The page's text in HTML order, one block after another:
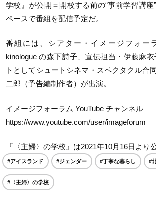
学校』が公開＝開校する前の“事前学習講座
ペースで番組を配信予定だ。
番組には、シアター・イメージフォー
kinologue の森下詩子、宣伝担当・伊藤麻
トとしてシュートシネマ・スペクタクル合
二郎（予告編制作者）が出演。
イメージフォーラム YouTube チャンネル
https://www.youtube.com/user/imageforum
『〈主婦〉の学校』は2021年10月16日より公
#アイスランド #ジェンダー #丁寧な暮らし #
#〈主婦〉の学校